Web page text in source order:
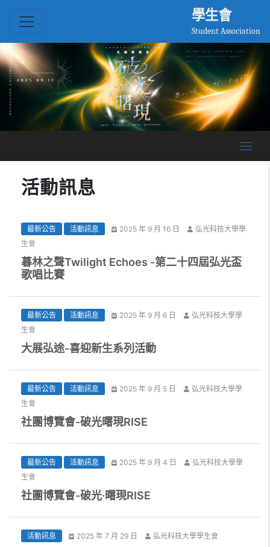
學生會
Student Association
活動訊息
最新公告 活動訊息 2025 年 9 月 16 日
弘光科技大學學
生會
暮林之聲Twilight Echoes -第二十四屆弘光盃
歌唱比賽
最新公告 活動訊息 2025 年 9 月 6 日
弘光科技大學學
生會
大展弘途-喜迎新生系列活動
最新公告 活動訊息 2025 年 9 月 5 日
弘光科技大學學
生會
社團博覽會-破光曙現RISE
最新公告 活動訊息 2025 年 9 月 4 日
弘光科技大學學
生會
社團博覽會-破光·曙現RISE
活動訊息 2025 年 7 月 29 日 弘光科技大學學生會